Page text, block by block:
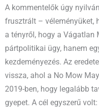
A kommentelők úgy
frusztrált – véleményüket,
a tényről, hogy a Vágatlan
pártpolitikai ügy, hanem
kezdeményezés. Az
vissza, ahol a No Mow
2019-ben, hogy legalább
gyepet. A cél egyszerű